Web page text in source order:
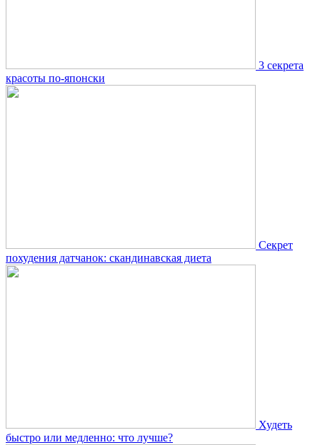
3 секрета
красоты по-японски
Секрет
похудения датчанок: скандинавская диета
Худеть
быстро или медленно: что лучше?